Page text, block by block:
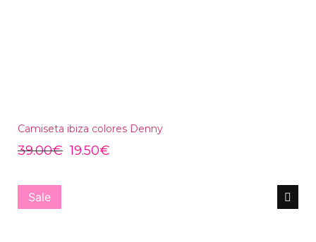
Camiseta ibiza colores Denny
39.00€ 19.50€
Sale